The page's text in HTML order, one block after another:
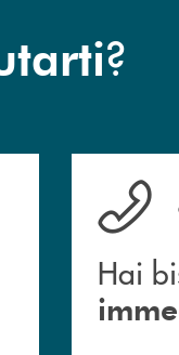
?
Hai
Hai